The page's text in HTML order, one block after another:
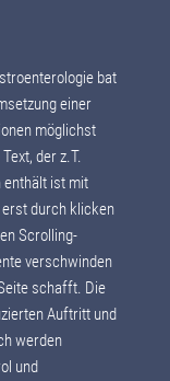
bat
einer
möglichst
der z.T.
enthält ist mit
durch klicken
Scrolling-
verschwinden
schafft. Die
Auftritt und
werden
und